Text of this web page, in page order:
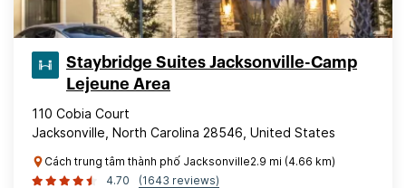
Staybridge Suites Jacksonville-Camp
Lejeune Area
110 Cobia Court
Jacksonville, North Carolina 28546, United States
Cách trung tâm thành phố Jacksonville2.9 mi (4.66 km)
4.70
(1643 reviews)